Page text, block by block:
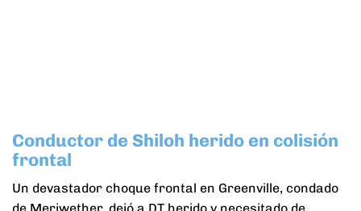
Conductor de Shiloh herido en colisión
frontal
Un devastador choque frontal en Greenville, condado